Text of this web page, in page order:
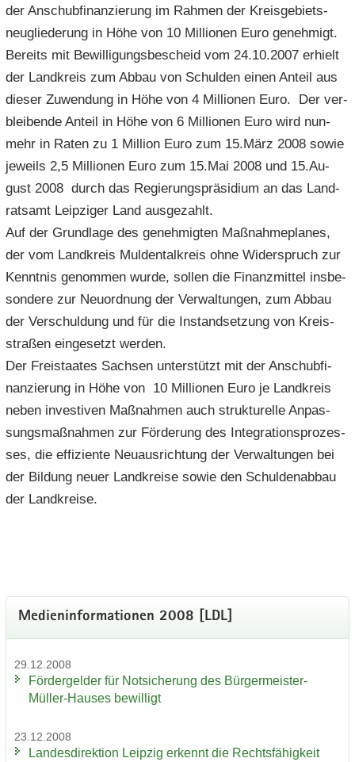
e
n
­
N
a
­
­
g
a
­
­
o
n
­
o
n
t
i
­
e
n
N
a
­
­
g
a
­
­
o
n
a
­
t
i
n
der An­schub­fi­nan­zie­rung im Rah­men der Kreis­ge­biets­
neu­glie­de­rung in Höhe von 10 Mil­lio­nen Euro ge­neh­migt.
Be­reits mit Be­wil­li­gungs­be­scheid vom 24.10.2007 er­hielt
der Land­kreis zum Abbau von Schul­den einen An­teil aus
die­ser Zu­wen­dung in Höhe von 4 Mil­lio­nen Euro. Der ver­
blei­ben­de An­teil in Höhe von 6 Mil­lio­nen Euro wird nun­
mehr in Raten zu 1 Mil­li­on Euro zum 15.März 2008 sowie
je­weils 2,5 Mil­lio­nen Euro zum 15.Mai 2008 und 15.Au­
gust 2008 durch das Re­gie­rungs­prä­si­di­um an das Land­
rats­amt Leip­zi­ger Land aus­ge­zahlt.
Auf der Grund­la­ge des ge­neh­mig­ten Maß­nah­me­pla­nes,
der vom Land­kreis Mul­den­tal­kreis ohne Wi­der­spruch zur
Kennt­nis ge­nom­men wurde, sol­len die Fi­nanz­mit­tel ins­be­
son­de­re zur Neu­ord­nung der Ver­wal­tun­gen, zum Abbau
der Ver­schul­dung und für die In­stand­set­zung von Kreis­
stra­ßen ein­ge­setzt wer­den.
Der Frei­staa­tes Sach­sen un­ter­stützt mit der An­schub­fi­
nan­zie­rung in Höhe von 10 Mil­lio­nen Euro je Land­kreis
neben in­ves­ti­ven Maß­nah­men auch struk­tu­rel­le An­pas­
sungs­maß­nah­men zur För­de­rung des In­te­gra­ti­ons­pro­zes­
ses, die ef­fi­zi­en­te Neu­aus­rich­tung der Ver­wal­tun­gen bei
der Bil­dung neuer Land­krei­se sowie den Schul­den­ab­bau
der Land­krei­se.
­
m
a
­
­
o
n
Me­di­en­in­for­ma­tio­nen 2008 [LDL]
29.12.2008
För­der­gel­der für Not­si­che­rung des Bürgermeister-​
Müller-Hauses be­wil­ligt
23.12.2008
Lan­des­di­rek­ti­on Leip­zig er­kennt die Rechts­fä­hig­keit